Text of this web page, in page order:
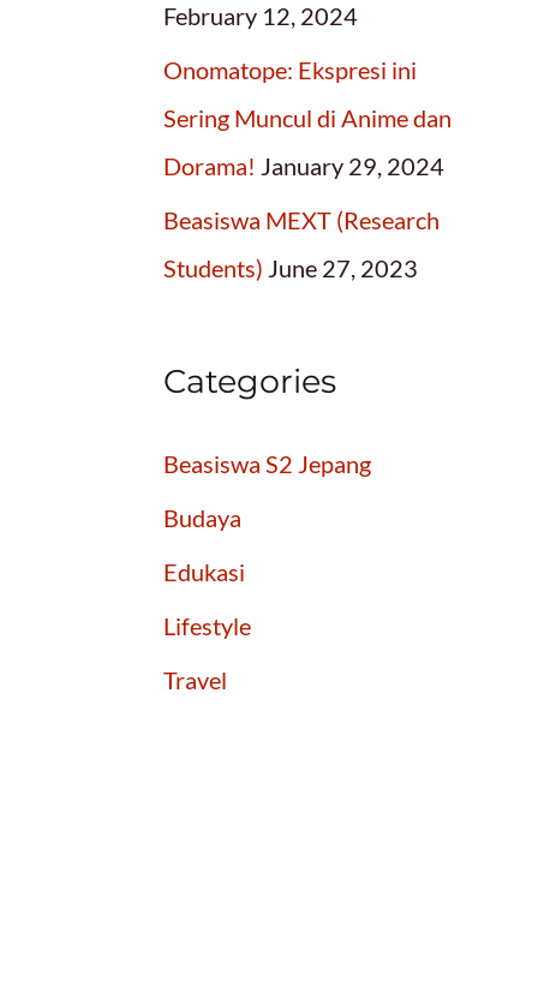
February 12, 2024
Onomatope: Ekspresi ini
Sering Muncul di Anime dan
Dorama! January 29, 2024
Beasiswa MEXT (Research
Students) June 27, 2023
Categories
Beasiswa S2 Jepang
Budaya
Edukasi
Lifestyle
Travel